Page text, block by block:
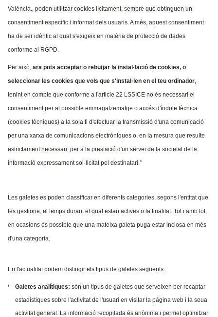
València., poden utilitzar cookies lícitament, sempre que obtinguen un
consentiment específic i informat dels usuaris. A més, aquest consentiment
ha de ser idèntic al qual s'exigeix en matèria de protecció de dades
conforme al RGPD.
Per això, ara pots acceptar o rebutjar la instal·lació de cookies, o
seleccionar les cookies que vols que s'instal·len en el teu ordinador,
tenint en compte que conforme a l'article 22 LSSICE no és necessari el
consentiment per al possible emmagatzematge o accés d'índole tècnica
(cookies tècniques) a la sola fi d'efectuar la transmissió d'una comunicació
per una xarxa de comunicacions electròniques o, en la mesura que resulte
estrictament necessari, per a la prestació d'un servei de la societat de la
informació expressament sol·licitat pel destinatari.”
Les galetes es poden classificar en diferents categories, segons l'entitat que
les gestione, el temps durant el qual estan actives o la finalitat. Tot i amb tot,
en ocasions és possible que una mateixa galeta puga estar inclosa en més
d'una categoria.
En l'actualitat podem distingir els tipus de galetes següents:
Galetes analítiques: són un tipus de galetes que serveixen per recaptar
estadístiques sobre l'activitat de l'usuari en visitar la pàgina web i la seua
activitat general. La informació recopilada és anònima i permet optimitzar